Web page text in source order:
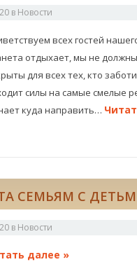
в Новости
всех гостей
отдыхает, мы не
для всех тех, кто
силы на самые смелые
куда направить…
СЕМЬЯМ С
в Новости
далее »